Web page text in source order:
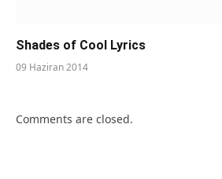
Shades of Cool Lyrics
09 Haziran 2014
Comments are closed.